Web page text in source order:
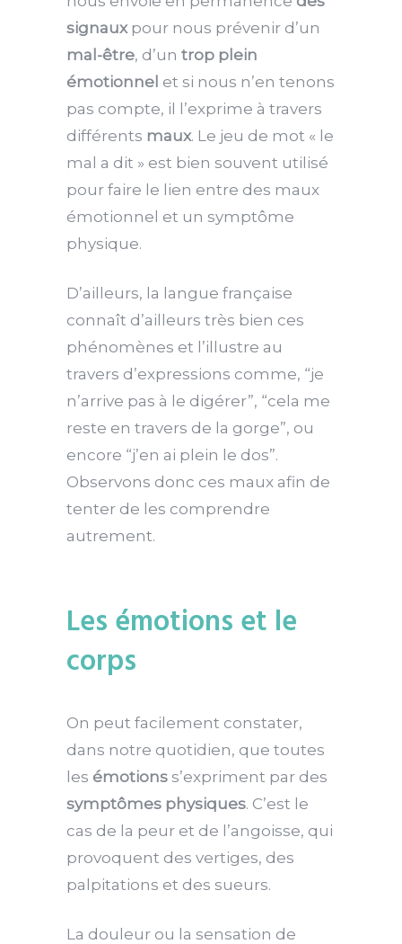
signauxpour nous prévenir d’un
mal-être, d’un trop plein
émotionnel et si nous n’en tenons
pas compte, il l’exprime à travers
différents maux. Le jeu de mot « le
mal a dit » est bien souvent utilisé
pour faire le lien entre des maux
émotionnel et un symptôme
physique.
D’ailleurs, la langue française
connaît d’ailleurs très bien ces
phénomènes et l’illustre au
travers d’expressions comme, “je
n’arrive pas à le digérer”, “cela me
reste en travers de la gorge”, ou
encore “j’en ai plein le dos”.
Observons donc ces maux afin de
tenter de les comprendre
autrement.
Les émotions et le
corps
On peut facilement constater,
dans notre quotidien, que toutes
les émotions s’expriment par des
symptômes physiques. C’est le
cas de la peur et de l’angoisse, qui
provoquent des vertiges, des
palpitations et des sueurs.
La douleur ou la sensation de